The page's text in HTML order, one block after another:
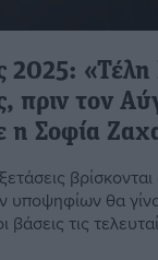
2025: «Τέλη
πριν τον
η Σοφία
βρίσκονται
υποψηφίων θα
βάσεις τις